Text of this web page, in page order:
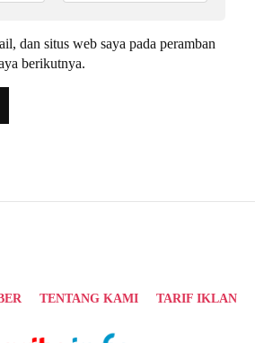
dan situs web saya pada peramban
berikutnya.
TENTANG KAMI TARIF IKLAN